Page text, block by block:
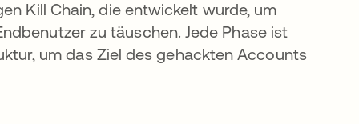
Kill Chain, die entwickelt wurde, um
zu täuschen. Jede Phase ist
um das Ziel des gehackten Accounts